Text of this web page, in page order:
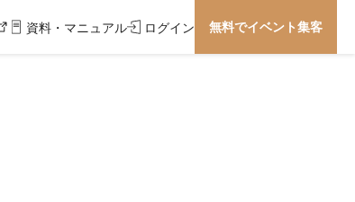
資料・マニュアル ログイン 無料でイベント集客